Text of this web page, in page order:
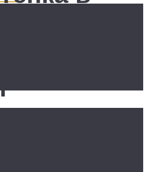
5
и